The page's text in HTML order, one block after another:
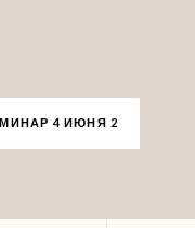
4 ИЮНЯ 2